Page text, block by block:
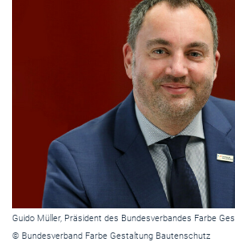
Guido Müller, Präsident des Bundesverbandes Farbe
© Bundesverband Farbe Gestaltung Bautenschutz